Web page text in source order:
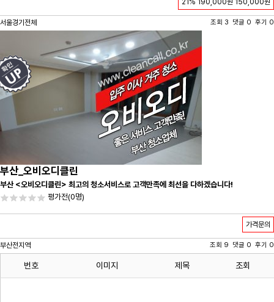
21% 190,000원 150,000원
서울경기전체 조회 3 댓글 0 후기 0
부산_오비오디클린
부산 <오비오디클린> 최고의 청소서비스로 고객만족에 최선을 다하겠습니다!
평가전(0명)
가격문의
부산전지역 조회 9 댓글 0 후기 0
번호 이미지 제목 조회